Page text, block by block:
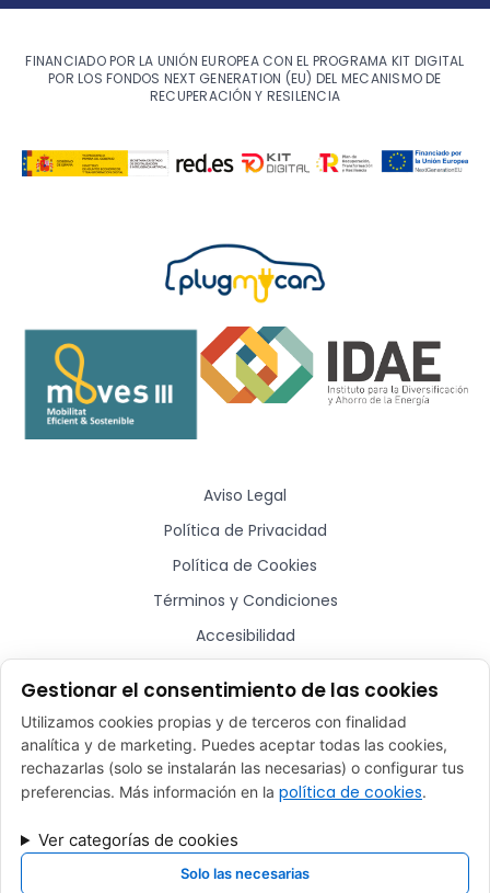
FINANCIADO POR LA UNIÓN EUROPEA CON EL PROGRAMA KIT DIGITAL
POR LOS FONDOS NEXT GENERATION (EU) DEL MECANISMO DE
RECUPERACIÓN Y RESILENCIA
Aviso Legal
Política de Privacidad
Política de Cookies
Términos y Condiciones
Accesibilidad
¿Hablamos?
comercial@plugmycar.es
Rafael Batlle, 16 - Barcelona (08017)
Gestionar el consentimiento de las cookies
Utilizamos cookies propias y de terceros con finalidad
analítica y de marketing. Puedes aceptar todas las cookies,
rechazarlas (solo se instalarán las necesarias) o configurar tus
preferencias. Más información en la política de cookies.
Ver categorías de cookies
Solo las necesarias